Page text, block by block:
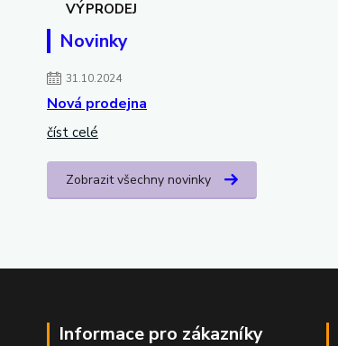
Novinky
31.10.2024
Nová prodejna
číst celé
Zobrazit všechny novinky
Informace pro zákazníky